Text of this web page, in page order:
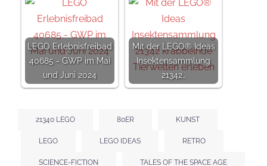
LEGO Erlebnisfreibad
40685 - GWP im Mai
und Juni 2024
Mit der LEGO® Ideas
Insektensammlung
21342…
21340 LEGO 80ER KUNST
LEGO LEGO IDEAS RETRO
SCIENCE-FICTION TALES OF THE SPACE AGE